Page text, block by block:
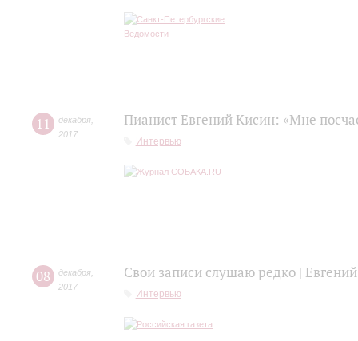
11 декабря
2017
Пианист Евгений Кисин: «Мне
Интервью
08 декабря
2017
Свои записи слушаю редко |
Интервью